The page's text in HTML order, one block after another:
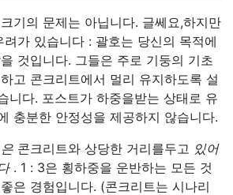
기의 문제는 아닙니다. 글쎄요,하지만
려가 있습니다 : 괄호는 당신의 목적에
것입니다. 그들은 주로 기둥의 기초
고 콘크리트에서 멀리 유지하도록 설
니다. 포스트가 하중을받는 상태로 유
충분한 안정성을 제공하지 않습니다.
은 콘크리트와 상당한 거리를두고 있어
. 1 : 3은 횡하중을 운반하는 모든 것
은 경험입니다. (콘크리트는 시나리